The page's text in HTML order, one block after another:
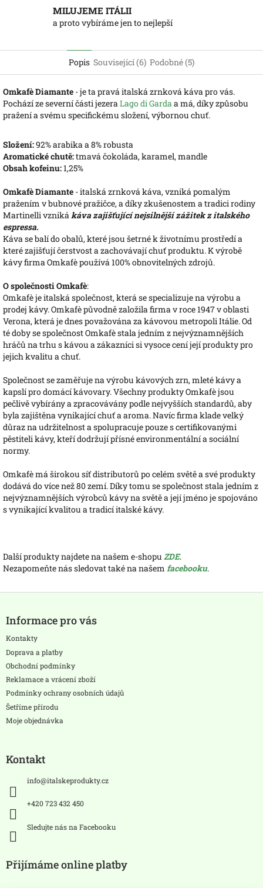
MILUJEME ITÁLII
a proto vybíráme jen to nejlepší
Popis Související (6) Podobné (5)
Omkafè Diamante - je ta pravá italská zrnková káva pro vás.
Pochází ze severní části jezeraLago di Gardaa má, díky způsobu
pražení a svému specifickému složení, výbornou chuť.
Složení:92% arabika a 8% robusta
Aromatické chutě:tmavá čokoláda, karamel, mandle
Obsah kofeinu:1,25%
Omkafè Diamante - italská zrnková káva, vzniká pomalým
pražením v bubnové pražičce, a díky zkušenostem a tradici rodiny
Martinelli vznikákáva zajišťující nejsilnější zážitek z italského
espressa.
Káva se balí do obalů, které jsou šetrné k životnímu prostředí a
které zajišťují čerstvost a zachovávají chuť produktu. K výrobě
kávy firma Omkafè používá 100% obnovitelných zdrojů.
O společnosti Omkafè:
Omkafè je italská společnost, která se specializuje na výrobu a
prodej kávy. Omkafè původně založila firma v roce 1947 v oblasti
Verona, která je dnes považována za kávovou metropoli Itálie. Od
té doby se společnost Omkafè stala jedním z nejvýznamnějších
hráčů na trhu s kávou a zákazníci si vysoce cení její produkty pro
jejich kvalitu a chuť.
Společnost se zaměřuje na výrobu kávových zrn, mleté kávy a
kapslí pro domácí kávovary. Všechny produkty Omkafè jsou
pečlivě vybírány a zpracovávány podle nejvyšších standardů, aby
byla zajištěna vynikající chuť a aroma. Navíc firma klade velký
důraz na udržitelnost a spolupracuje pouze s certifikovanými
pěstiteli kávy, kteří dodržují přísné environmentální a sociální
normy.
Omkafè má širokou síť distributorů po celém světě a své produkty
dodává do více než 80 zemí. Díky tomu se společnost stala jedním z
nejvýznamnějších výrobců kávy na světě a její jméno je spojováno
s vynikající kvalitou a tradicí italské kávy.
Další produkty najdete na našem e-shopu ZDE.
Nezapomeňte nás sledovat také na našem facebooku.
pInformace pro vás
Kontakty
Doprava a platby
Obchodní podmínky
Reklamace a vrácení zboží
Podmínky ochrany osobních údajů
Šetříme přírodu
Moje objednávka
Kontakt
info@italskeprodukty.cz
+420 723 432 450
Sledujte nás na Facebooku
Přijímáme online platby